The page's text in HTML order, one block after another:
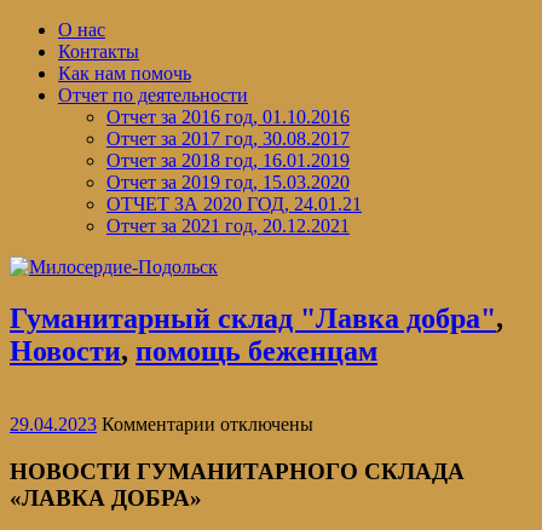
Перейти
содержимому
О нас
Контакты
Как нам помочь
Отчет по деятельности
Отчет за 2016 год, 01.10.2016
Отчет за 2017 год, 30.08.2017
Отчет за 2018 год, 16.01.2019
Отчет за 2019 год, 15.03.2020
ОТЧЕТ ЗА 2020 ГОД, 24.01.21
Отчет за 2021 год, 20.12.2021
Гуманитарный склад "Лавка добра",
Новости, помощь беженцам
29.04.2023 Комментарии к
НОВОСТИ
отключены
НОВОСТИ ГУМАНИТАРНОГО СКЛАДА
«ЛАВКА ДОБРА»